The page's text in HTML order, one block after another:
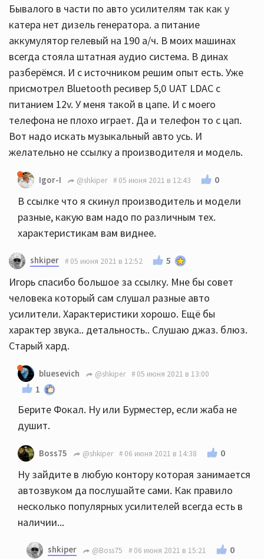
Бывалого в части по авто усилителям так как у
катера нет дизель генератора. а питание
аккумулятор гелевый на 190 а/ч. В моих машинах
всегда стояла штатная аудио система. В динах
разберёмся. И с источником решим опыт есть. Уже
присмотрел Bluetooth ресивер 5,0 UAT LDAC с
питанием 12v. У меня такой в цапе. И с моего
телефона не плохо играет. Да и телефон то с цап.
Вот надо искать музыкальный авто усь. И
желательно не ссылку а производителя и модель.
Igor-I @shkiper 05 июня 2021 в 12:43 0
В ссылке что я скинул производитель и модели
разные, какую вам надо по различным тех.
характеристикам вам виднее.
shkiper 05 июня 2021 в 12:52 5
Игорь спасибо большое за ссылку. Мне бы совет
человека который сам слушал разные авто
усилители. Характеристики хорошо. Ещё бы
характер звука.. детальность.. Слушаю джаз. блюз.
Старый хард.
bluesevich @shkiper 05 июня 2021 в 13:00
1
Берите Фокал. Ну или Бурместер, если жаба не
душит.
Boss75 @shkiper 06 июня 2021 в 14:38 0
Ну зайдите в любую контору которая занимается
автозвуком да послушайте сами. Как правило
несколько популярных усилителей всегда есть в
наличии...
shkiper @Boss75 06 июня 2021 в 15:21 0